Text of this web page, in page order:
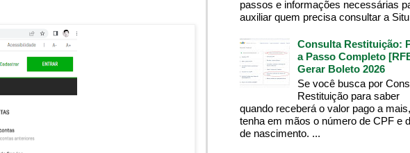
passos e informações necessárias
auxiliar quem precisa consultar a
Consulta Restituição:
a Passo Completo
Gerar Boleto 2026
Se você busca por
Restituição para saber
quando receberá o valor pago a mais,
tenha em mãos o número de CPF e
de nascimento. ...